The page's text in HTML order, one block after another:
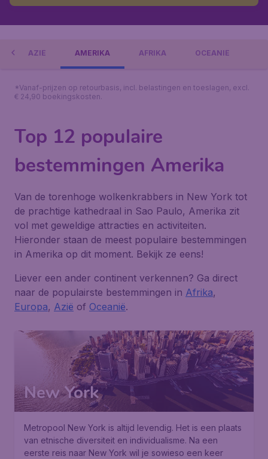
AZIË AMERIKA AFRIKA OCEANIË
*Vanaf-prijzen op retourbasis, incl. belastingen en toeslagen, excl.
€ 24,90 boekingskosten.
Top 12 populaire
bestemmingen Amerika
Van de torenhoge wolkenkrabbers in New York tot
de prachtige kathedraal in Sao Paulo, Amerika zit
vol met geweldige attracties en activiteiten.
Hieronder staan de meest populaire bestemmingen
in Amerika op dit moment. Bekijk ze eens!
Liever een ander continent verkennen? Ga direct
naar de populairste bestemmingen in Afrika,
Europa, Azië of Oceanië.
New York
Metropool New York is altijd levendig. Het is een plaats
van etnische diversiteit en individualisme. Na een
eerste reis naar New York wil je sowieso een keer